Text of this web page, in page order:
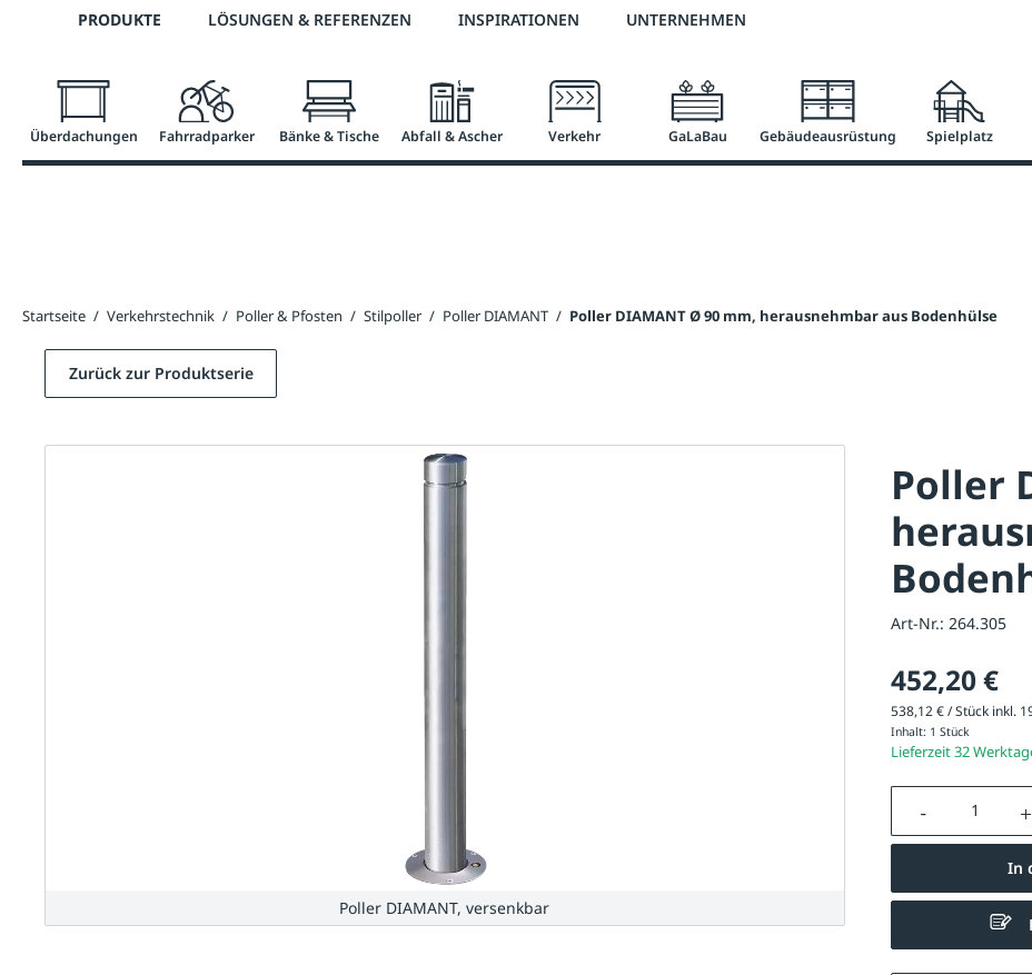
Zur Hauptnavigation springen
Telefon: 0800 / 100 49 02 2 % Vorkassen-Skonto versandkostenfrei ab 50 €
PRODUKTE LÖSUNGEN & REFERENZEN INSPIRATIONEN UNTERNEHMEN
Überdachungen Fahrradparker Bänke & Tische Abfall & Ascher Verkehr GaLaBau Gebäudeausrüstung Spielplatz
Startseite / Verkehrstechnik / Poller & Pfosten / Stilpoller / Poller DIAMANT / Poller DIAMANT Ø 90 mm, herausnehmbar aus Bodenhülse
Poller
Art-Nr.: 264.305
452,20 €
538,12 € / Stück inkl.
Inhalt: 1 Stück
Lieferzeit 32
Produkt
In
Zurück zur Produktserie
Poller DIAMANT, versenkbar